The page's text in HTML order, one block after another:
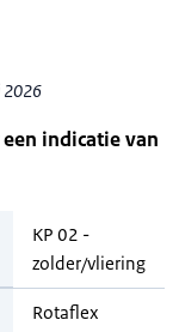
2026
indicatie van
KP 02 -
zolder/vliering
Rotaflex